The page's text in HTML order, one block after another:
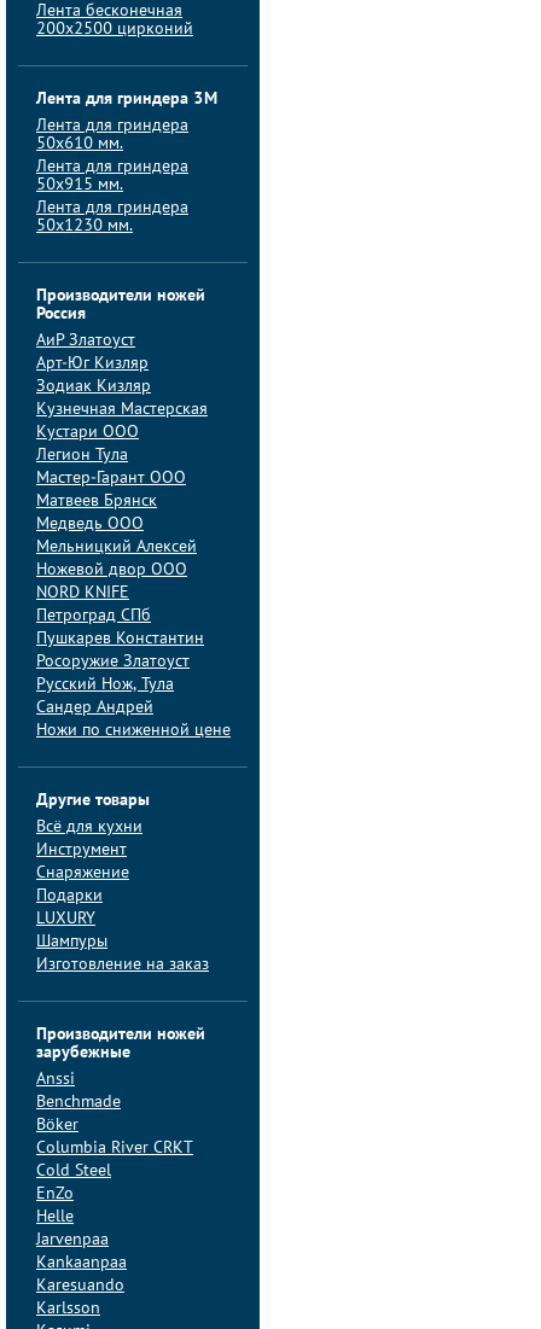
Лента бесконечная
200х2500 цирконий
Лента для гриндера 3M
Лента для гриндера
50x610 мм.
Лента для гриндера
50x915 мм.
Лента для гриндера
50x1230 мм.
Производители ножей
Россия
АиP Златоуст
Арт-Юг Кизляр
Зодиак Кизляр
Кузнечная Мастерская
Кустари ООО
Легион Тула
Мастер-Гарант ООО
Матвеев Брянск
Медведь ООО
Мельницкий Алексей
Ножевой двор ООО
NORD KNIFE
Петроград СПб
Пушкарев Константин
Росоружие Златоуст
Русский Нож, Тула
Сандер Андрей
Ножи по сниженной цене
Другие товары
Всё для кухни
Инструмент
Снаряжение
Подарки
LUXURY
Шампуры
Изготовление на заказ
Производители ножей
зарубежные
Anssi
Benchmade
Böker
Columbia River CRKT
Cold Steel
EnZo
Helle
Jarvenpaa
Kankaanpaa
Karesuando
Karlsson